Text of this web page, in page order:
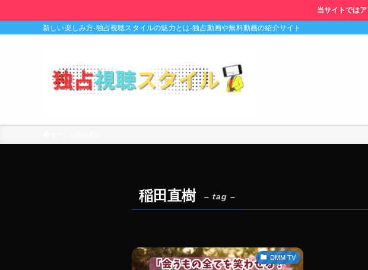
当サイトでは
新しい楽しみ方-独占視聴スタイルの魅力とは-独占動画や無料動画の紹介サイト
稲田直樹 – tag –
DMM TV